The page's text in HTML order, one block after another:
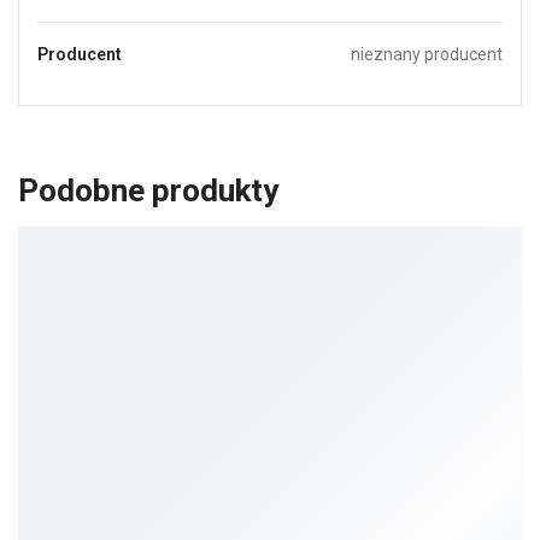
Producent nieznany producent
Podobne produkty